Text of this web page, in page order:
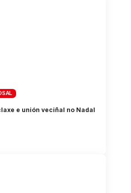
e unión veciñal no Nadal